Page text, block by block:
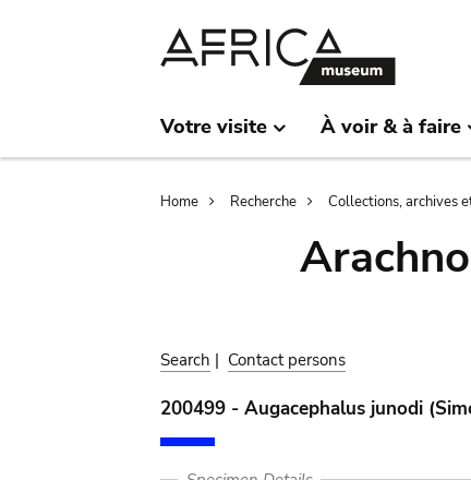
Votre visite À voir & à faire
Breadcrumb
Home Recherche Collections, archives
Search | Contact persons
200499 - Augacephalus junodi